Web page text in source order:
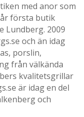
med anor som
första butik
Lundberg. 2009
och än idag
porslin,
från välkända
kvalitetsgrillar
är idag en del
och